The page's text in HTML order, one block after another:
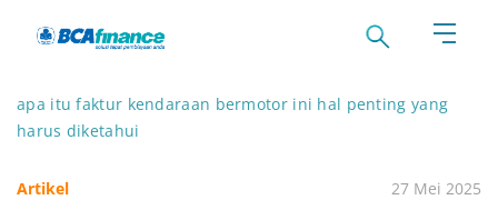
apa itu faktur kendaraan bermotor ini hal penting yang
harus diketahui
Artikel 27 Mei 2025